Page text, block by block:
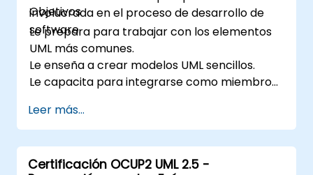
involucrada en el proceso de desarrollo de
software.
Objetivos
Le prepara para trabajar con los elementos
UML más comunes.
Le enseña a crear modelos UML sencillos.
Le capacita para integrarse como miembro
Leer más...
Certificación OCUP2 UML 2.5 -